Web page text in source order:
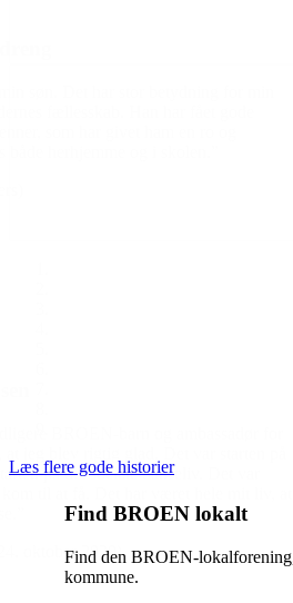
Læs flere gode historier
Find BROEN lokalt
Find den BROEN-
kommune.